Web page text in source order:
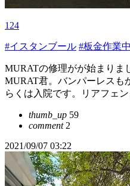
124
#イスタンブール #板金作業中
MURATの修理がが始まりま
MURAT君。バンパーレスも
らくは入院です。リアフェ
thumb_up 59
comment2
2021/09/07 03:22